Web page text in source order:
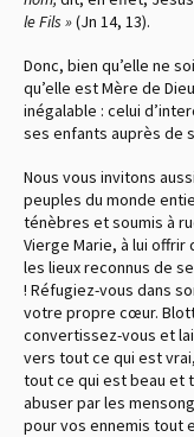
le Fils »(Jn 14, 13).
Donc, bien qu’elle ne
qu’elle est Mère de
inégalable : celui
ses enfants auprès de
Nous vous invitons
peuples du monde
ténèbres et soumis à
Vierge Marie, à lui
les lieux reconnus de
! Réfugiez-vous dans
votre propre cœur.
convertissez-vous et
vers tout ce qui est
tout ce qui est beau et
abuser par les
pour vos ennemis tout